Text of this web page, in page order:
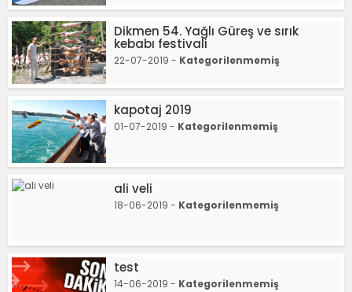
Dikmen 54. Yağlı Güreş ve sırık
kebabı festivali
22-07-2019 - Kategorilenmemiş
kapotaj 2019
01-07-2019 - Kategorilenmemiş
ali veli
18-06-2019 - Kategorilenmemiş
test
14-06-2019 - Kategorilenmemiş